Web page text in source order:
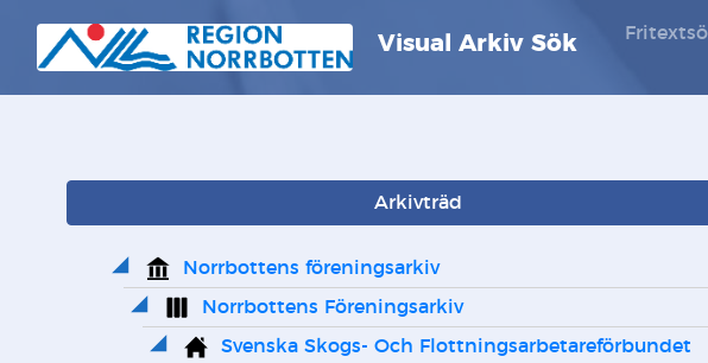
Visual Arkiv Sök
Arkivträd
Norrbottens föreningsarkiv
Norrbottens Föreningsarkiv
Svenska Skogs- Och Flottningsarbetareförbundet